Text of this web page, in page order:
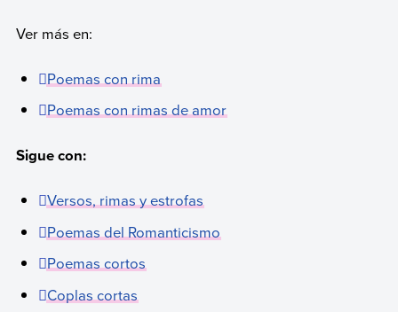
Ver más en:
Poemas con rima
Poemas con rimas de amor
Sigue con:
Versos, rimas y estrofas
Poemas del Romanticismo
Poemas cortos
Coplas cortas